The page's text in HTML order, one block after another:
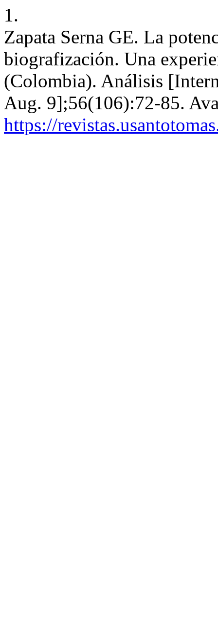
1.
Zapata Serna GE. La
biografización. Una
(Colombia). Análisis
Aug. 9];56(106):72-85.
https://